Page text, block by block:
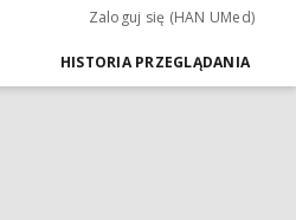
Zaloguj się (HAN UMed)
HISTORIA PRZEGLĄDANIA